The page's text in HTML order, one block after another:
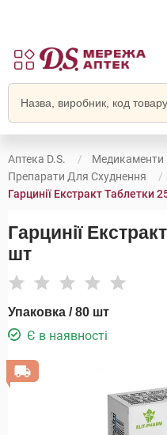
Аптека D.S. Медикаменти
Препарати Для Схуднення
Гарцинії Екстракт Таблетки
Гарцинії
шт
Упаковка / 80 шт
Є в наявності